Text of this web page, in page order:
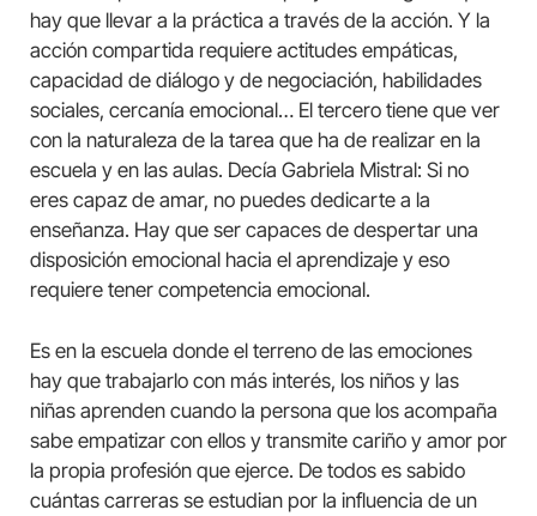
hay que llevar a la práctica a través de la acción. Y la
acción compartida requiere actitudes empáticas,
capacidad de diálogo y de negociación, habilidades
sociales, cercanía emocional… El tercero tiene que ver
con la naturaleza de la tarea que ha de realizar en la
escuela y en las aulas. Decía Gabriela Mistral: Si no
eres capaz de amar, no puedes dedicarte a la
enseñanza. Hay que ser capaces de despertar una
disposición emocional hacia el aprendizaje y eso
requiere tener competencia emocional.
Es en la escuela donde el terreno de las emociones
hay que trabajarlo con más interés, los niños y las
niñas aprenden cuando la persona que los acompaña
sabe empatizar con ellos y transmite cariño y amor por
la propia profesión que ejerce. De todos es sabido
cuántas carreras se estudian por la influencia de un